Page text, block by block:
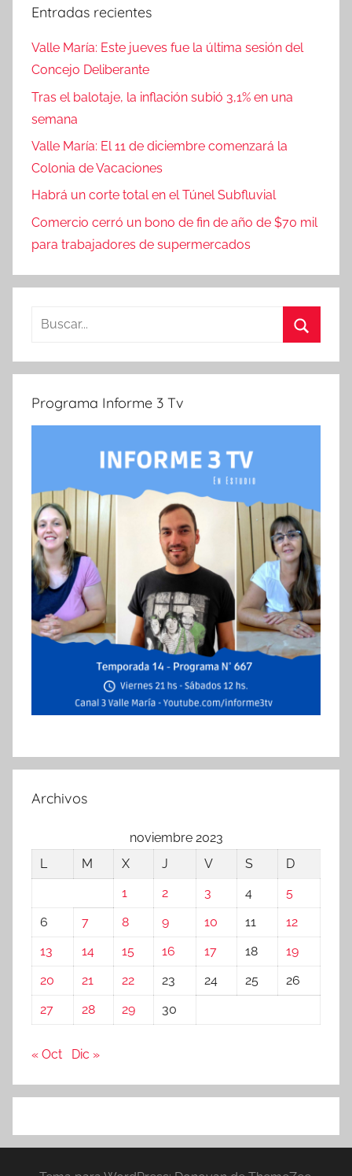
Entradas recientes
Valle María: Este jueves fue la última sesión del
Concejo Deliberante
Tras el balotaje, la inflación subió 3,1% en una
semana
Valle María: El 11 de diciembre comenzará la
Colonia de Vacaciones
Habrá un corte total en el Túnel Subfluvial
Comercio cerró un bono de fin de año de $70 mil
para trabajadores de supermercados
Buscar:
Programa Informe 3 Tv
Archivos
noviembre 2023
L
M X J V S
D
1
2 3 4
5
6
7 8 9 10 11
12
13
14 15 16 17 18
19
20
21 22 23 24 25
26
27
28 29 30
« Oct Dic »